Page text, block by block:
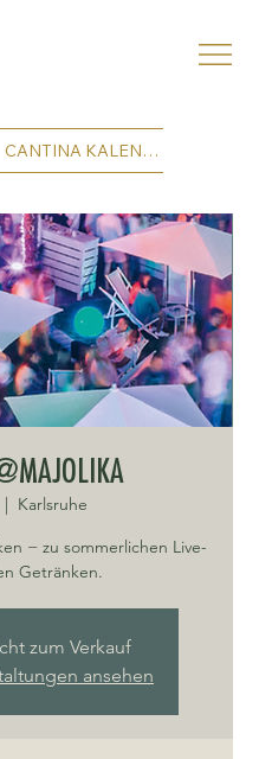
CANTINA KALENDER
|
Karlsruhe
− zu sommerlichen Live-
Getränken.
zum Verkauf
ansehen